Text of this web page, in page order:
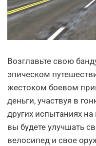
Возглавьте свою
эпическом
жестоком боевом
деньги, участвуя в
других испытаниях
вы будете улучшать
велосипед и свое